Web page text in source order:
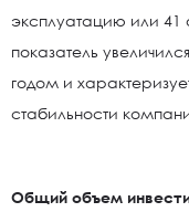
эксплуатацию или 41
показатель
годом и
стабильности
Общий объем